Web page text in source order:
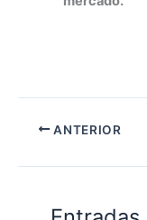
ANTERIOR